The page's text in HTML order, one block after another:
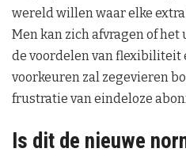
wereld willen waar elke
Men kan zich afvragen of
de voordelen van flexibiliteit
voorkeuren zal zegevieren
frustratie van eindeloze
Is dit de nieuwe